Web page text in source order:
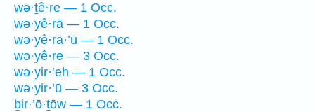
wə·ṯê·re — 1 Occ.
wə·yê·rā — 1 Occ.
wə·yê·rā·’ū — 1 Occ.
wə·yê·re — 3 Occ.
wə·yir·’eh — 1 Occ.
wə·yir·’ū — 3 Occ.
ḇir·’ō·ṯōw — 1 Occ.